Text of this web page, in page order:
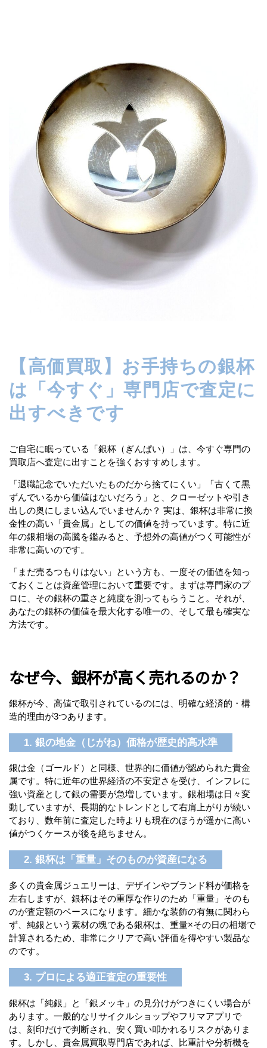
【高価買取】お手持ちの銀杯
は「今すぐ」専門店で査定に
出すべきです
ご自宅に眠っている「銀杯（ぎんぱい）」は、今すぐ専門の
買取店へ査定に出すことを強くおすすめします。
「退職記念でいただいたものだから捨てにくい」「古くて黒
ずんでいるから価値はないだろう」と、クローゼットや引き
出しの奥にしまい込んでいませんか？ 実は、銀杯は非常に換
金性の高い「貴金属」としての価値を持っています。特に近
年の銀相場の高騰を鑑みると、予想外の高値がつく可能性が
非常に高いのです。
「まだ売るつもりはない」という方も、一度その価値を知っ
ておくことは資産管理において重要です。まずは専門家のプ
ロに、その銀杯の重さと純度を測ってもらうこと。それが、
あなたの銀杯の価値を最大化する唯一の、そして最も確実な
方法です。
なぜ今、銀杯が高く売れるのか？
銀杯が今、高値で取引されているのには、明確な経済的・構
造的理由が3つあります。
1. 銀の地金（じがね）価格が歴史的高水準
銀は金（ゴールド）と同様、世界的に価値が認められた貴金
属です。特に近年の世界経済の不安定さを受け、インフレに
強い資産として銀の需要が急増しています。銀相場は日々変
動していますが、長期的なトレンドとして右肩上がりが続い
ており、数年前に査定した時よりも現在のほうが遥かに高い
値がつくケースが後を絶ちません。
2. 銀杯は「重量」そのものが資産になる
多くの貴金属ジュエリーは、デザインやブランド料が価格を
左右しますが、銀杯はその重厚な作りのため「重量」そのも
のが査定額のベースになります。細かな装飾の有無に関わら
ず、純銀という素材の塊である銀杯は、重量×その日の相場で
計算されるため、非常にクリアで高い評価を得やすい製品な
のです。
3. プロによる適正査定の重要性
銀杯は「純銀」と「銀メッキ」の見分けがつきにくい場合が
あります。一般的なリサイクルショップやフリマアプリで
は、刻印だけで判断され、安く買い叩かれるリスクがありま
す。しかし、貴金属買取専門店であれば、比重計や分析機を